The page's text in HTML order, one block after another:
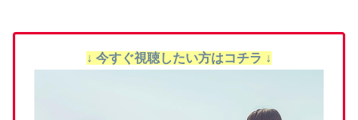
↓ 今すぐ視聴したい方はコチラ ↓